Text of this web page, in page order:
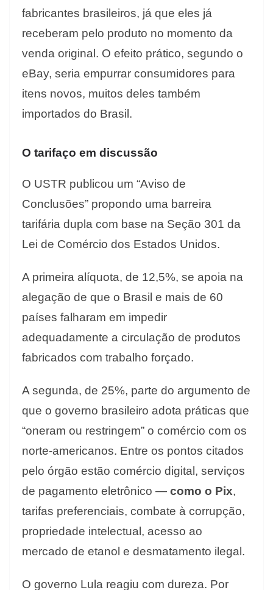
fabricantes brasileiros, já que eles já
receberam pelo produto no momento da
venda original. O efeito prático, segundo o
eBay, seria empurrar consumidores para
itens novos, muitos deles também
importados do Brasil.
O tarifaço em discussão
O USTR publicou um “Aviso de
Conclusões” propondo uma barreira
tarifária dupla com base na Seção 301 da
Lei de Comércio dos Estados Unidos.
A primeira alíquota, de 12,5%, se apoia na
alegação de que o Brasil e mais de 60
países falharam em impedir
adequadamente a circulação de produtos
fabricados com trabalho forçado.
A segunda, de 25%, parte do argumento de
que o governo brasileiro adota práticas que
“oneram ou restringem” o comércio com os
norte-americanos. Entre os pontos citados
pelo órgão estão comércio digital, serviços
de pagamento eletrônico — como o Pix,
tarifas preferenciais, combate à corrupção,
propriedade intelectual, acesso ao
mercado de etanol e desmatamento ilegal.
O governo Lula reagiu com dureza. Por